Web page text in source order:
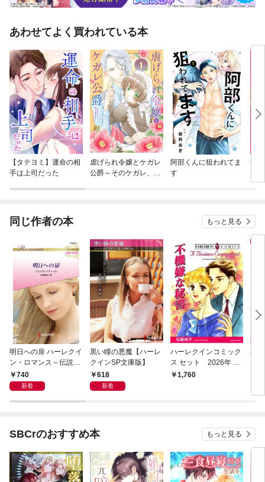
あわせてよく買われている本
【タテヨミ】運命の相
手は上司だった
虐げられ令嬢とケガレ
公爵～そのケガレ、払
阿部くんに狙われてま
す
青
同じ作者の本 もっと見る
明日への扉 ハーレクイ
ン・ロマンス～伝説の
名作選～【ハーレクイ
ン・ロマンス版】
740
新着
黒い瞳の悪魔【ハーレ
クインSP文庫版】
618
新着
ハーレクインコミック
ス セット 2026年 vo
l.917
1,760
ハ
SBCrのおすすめ本 もっと見る